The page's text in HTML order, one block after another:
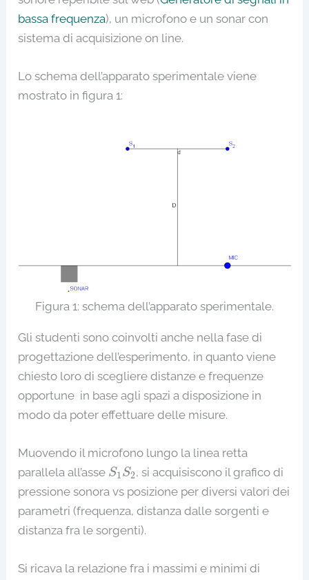
bassa frequenza), un microfono e un sonar con
sistema di acquisizione on line.
Lo schema dell’apparato sperimentale viene
mostrato in figura 1:
Figura 1: schema dell’apparato sperimentale.
Gli studenti sono coinvolti anche nella fase di
progettazione dell’esperimento, in quanto viene
chiesto loro di scegliere distanze e frequenze
opportune in base agli spazi a disposizione in
modo da poter effettuare delle misure.
Muovendo il microfono lungo la linea retta
parallela all’asse S1S2
S1 S , si acquisiscono il grafico di
pressione sonora vs posizione per diversi valori dei
parametri (frequenza, distanza dalle sorgenti e
distanza fra le sorgenti).
Si ricava la relazione fra i massimi e minimi di